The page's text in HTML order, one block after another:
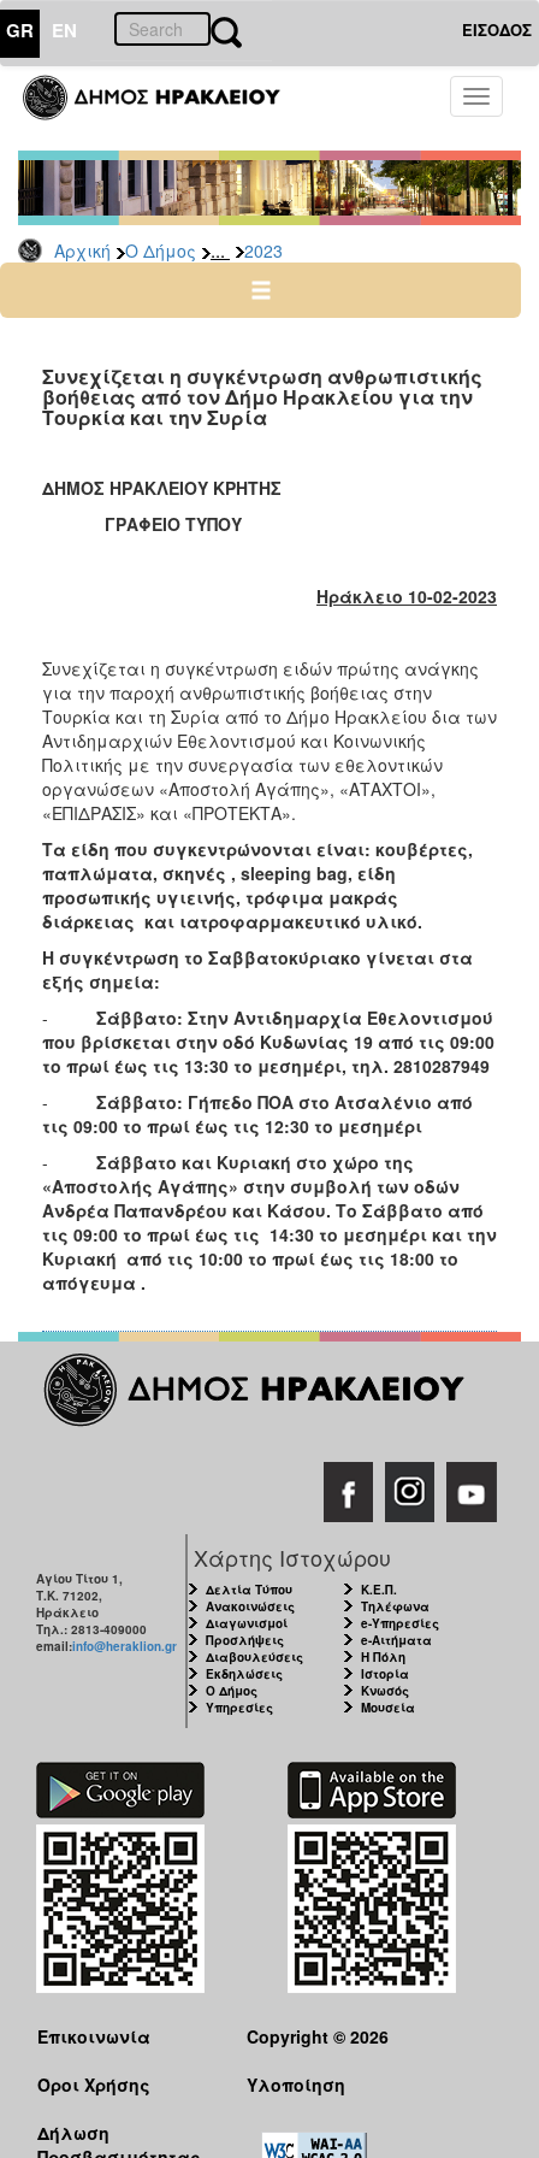
GR EN ΕΙΣΟΔΟΣ
Toggle
Αρχική Ο Δήμος ... 2023
ΔΗΜΟΣ
Δελτία
Τύπου
Αρχείο
2026
2024
2022
2021
2013
2012
2011
2010
ΤΟΠΟΣ
ΠΟΛΙΤΙΣΜΟΣ
ΑΝΘΕΚΤΙΚΗ
ΠΟΛΗ
Συνεχίζεται η συγκέντρωση ανθρωπιστικής
βοήθειας από τον Δήμο Ηρακλείου για την
Τουρκία και την Συρία
ΔΗΜΟΣ ΗΡΑΚΛΕΙΟΥ ΚΡΗΤΗΣ
ΓΡΑΦΕΙΟ ΤΥΠΟΥ
Ηράκλειο 10-02-2023
Συνεχίζεται η συγκέντρωση ειδών πρώτης ανάγκης
για την παροχή ανθρωπιστικής βοήθειας στην
Τουρκία και τη Συρία από το Δήμο Ηρακλείου δια των
Αντιδημαρχιών Εθελοντισμού και Κοινωνικής
Πολιτικής με την συνεργασία των εθελοντικών
οργανώσεων «Αποστολή Αγάπης», «ΑΤΑΧΤΟΙ»,
«ΕΠΙΔΡΑΣΙΣ» και «ΠΡΟΤΕΚΤΑ».
Τα είδη που συγκεντρώνονται είναι: κουβέρτες,
παπλώματα, σκηνές , sleeping bag, είδη
προσωπικής υγιεινής, τρόφιμα μακράς
διάρκειας και ιατροφαρμακευτικό υλικό.
Η συγκέντρωση το Σαββατοκύριακο γίνεται στα
εξής σημεία:
- Σάββατο: Στην Αντιδημαρχία Εθελοντισμού
που βρίσκεται στην οδό Κυδωνίας 19 από τις 09:00
το πρωί έως τις 13:30 το μεσημέρι, τηλ. 2810287949
- Σάββατο: Γήπεδο ΠΟΑ στο Ατσαλένιο από
τις 09:00 το πρωί έως τις 12:30 το μεσημέρι
- Σάββατο και Κυριακή στο χώρο της
«Αποστολής Αγάπης» στην συμβολή των οδών
Ανδρέα Παπανδρέου και Κάσου. Το Σάββατο από
τις 09:00 το πρωί έως τις 14:30 το μεσημέρι και την
Κυριακή από τις 10:00 το πρωί έως τις 18:00 το
απόγευμα .
Αγίου Τίτου 1,
Τ.Κ. 71202,
Ηράκλειο
Τηλ.: 2813-409000
email:info@heraklion.gr
Χάρτης Ιστοχώρου
Δελτία Τύπου
Ανακοινώσεις
Διαγωνισμοί
Προσλήψεις
Διαβουλεύσεις
Εκδηλώσεις
Ο Δήμος
Υπηρεσίες
Κ.Ε.Π.
Τηλέφωνα
e-Υπηρεσίες
e-Αιτήματα
Η Πόλη
Ιστορία
Κνωσός
Μουσεία
Επικοινωνία
Όροι Χρήσης
Δήλωση
Copyright © 2026
Υλοποίηση